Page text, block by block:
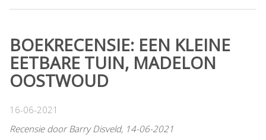
BOEKRECENSIE: EEN KLEINE
EETBARE TUIN, MADELON
OOSTWOUD
16-06-2021
Recensie door Barry Disveld, 14-06-2021